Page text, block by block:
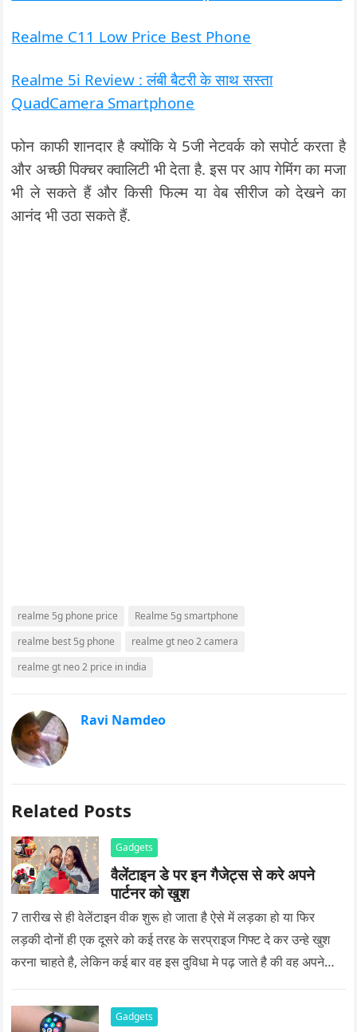
Realme C11 Low Price Best Phone
Realme 5i Review : लंबी बैटरी के साथ सस्ता
QuadCamera Smartphone
फोन काफी शानदार है क्योंकि ये 5जी नेटवर्क को सपोर्ट करता है
और अच्छी पिक्चर क्वालिटी भी देता है. इस पर आप गेमिंग का मजा
भी ले सकते हैं और किसी फिल्म या वेब सीरीज को देखने का
आनंद भी उठा सकते हैं.
realme 5g phone price
Realme 5g smartphone
realme best 5g phone
realme gt neo 2 camera
realme gt neo 2 price in india
Ravi Namdeo
Related Posts
Gadgets
वैलेंटाइन डे पर इन गैजेट्स से करे अपने
पार्टनर को खुश
7 तारीख से ही वेलेंटाइन वीक शुरू हो जाता है ऐसे में लड़का हो या फिर
लड़की दोनों ही एक दूसरे को कई तरह के सरप्राइज गिफ्ट दे कर उन्हे खुश
करना चाहते है, लेकिन कई बार वह इस दुविधा मे पढ़ जाते है की वह अपने
Gadgets